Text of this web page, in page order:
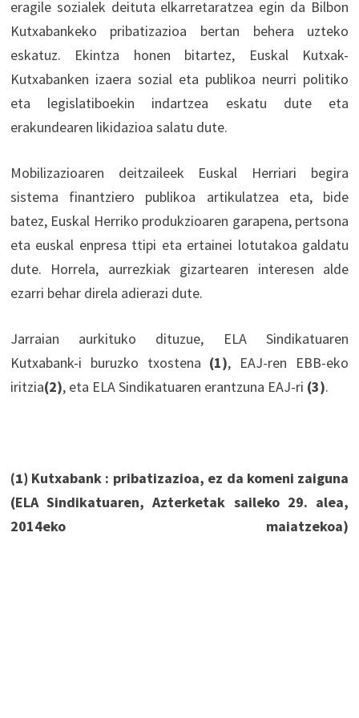
eragile sozialek deituta elkarretaratzea egin da Bilbon
Kutxabankeko pribatizazioa bertan behera uzteko
eskatuz. Ekintza honen bitartez, Euskal Kutxak-
Kutxabanken izaera sozial eta publikoa neurri politiko
eta legislatiboekin indartzea eskatu dute eta
erakundearen likidazioa salatu dute.
Mobilizazioaren deitzaileek Euskal Herriari begira
sistema finantziero publikoa artikulatzea eta, bide
batez, Euskal Herriko produkzioaren garapena, pertsona
eta euskal enpresa ttipi eta ertainei lotutakoa galdatu
dute. Horrela, aurrezkiak gizartearen interesen alde
ezarri behar direla adierazi dute.
Jarraian aurkituko dituzue, ELA Sindikatuaren
Kutxabank-i buruzko txostena (1), EAJ-ren EBB-eko
iritzia(2), eta ELA Sindikatuaren erantzuna EAJ-ri (3).
(1)Kutxabank : pribatizazioa, ez da komeni zaiguna
(ELA Sindikatuaren, Azterketak saileko 29. alea,
2014eko maiatzekoa)